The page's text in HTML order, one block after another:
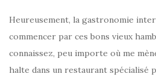
Heureusement, la gastronomie
commencer par ces bons vieux
connaissez, peu importe où me
halte dans un restaurant spécialisé